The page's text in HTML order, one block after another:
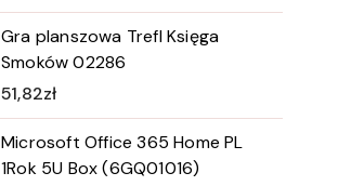
Gra planszowa Trefl Księga
Smoków 02286
51,82zł
Microsoft Office 365 Home PL
1Rok 5U Box (6GQ01016)